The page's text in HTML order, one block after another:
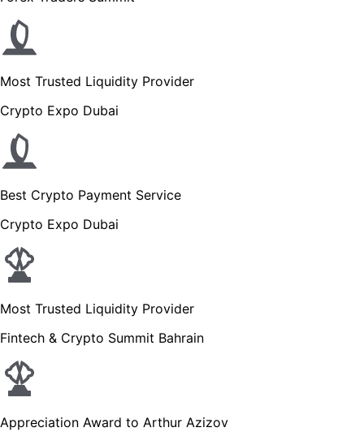
Most Trusted Liquidity Provider
Crypto Expo Dubai
Best Crypto Payment Service
Crypto Expo Dubai
Most Trusted Liquidity Provider
Fintech & Crypto Summit Bahrain
Appreciation Award to Arthur Azizov